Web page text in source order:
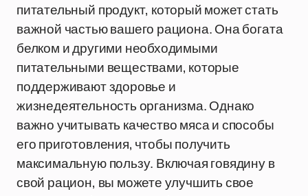
питательный продукт, который может стать
важной частью вашего рациона. Она богата
белком и другими необходимыми
питательными веществами, которые
поддерживают здоровье и
жизнедеятельность организма. Однако
важно учитывать качество мяса и способы
его приготовления, чтобы получить
максимальную пользу. Включая говядину в
свой рацион, вы можете улучшить свое